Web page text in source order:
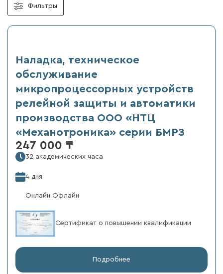
Фильтры
Наладка, техническое
обслуживание
микропроцессорных устройств
релейной защиты и автоматики
производства ООО «НТЦ
«Механотроника» серии БМРЗ
247 000 ₸
32 академических часа
4 дня
Онлайн Офлайн
Сертификат о повышении квалификации
Подробнее